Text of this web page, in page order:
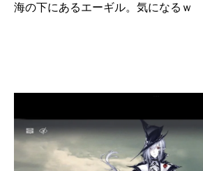
海の下にあるエーギル。気になるｗ